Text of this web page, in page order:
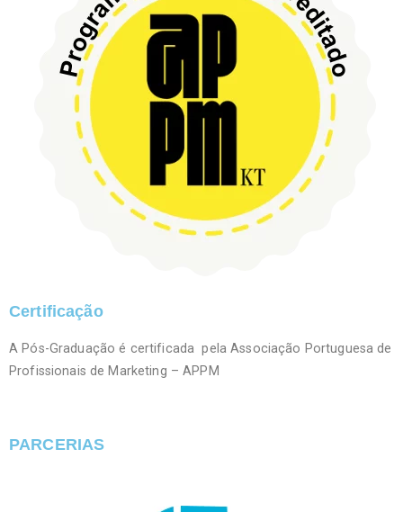
Certificação
A Pós-Graduação é certificada pela Associação Portuguesa de
Profissionais de Marketing – APPM
PARCERIAS